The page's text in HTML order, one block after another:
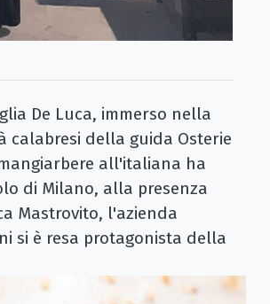
De Luca, immerso nella
della guida Osterie
all'italiana ha
di Milano, alla presenza
Mastrovito, l'azienda
si è resa protagonista della